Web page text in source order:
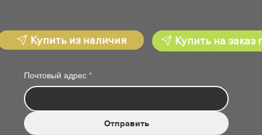
Почтовый адрес *
Отправить
Купить из наличия Купить на